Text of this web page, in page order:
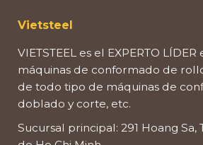
Vietsteel
VIETSTEEL es el EXPERTO
máquinas de conformado de
de todo tipo de máquinas de
doblado y corte, etc.
Sucursal principal: 291 Hoang Sa,